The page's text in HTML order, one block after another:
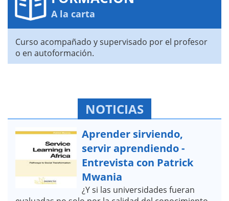
A la carta
Curso acompañado y supervisado por el profesor
o en autoformación.
NOTICIAS
Aprender sirviendo,
servir aprendiendo -
Entrevista con Patrick
Mwania
¿Y si las universidades fueran